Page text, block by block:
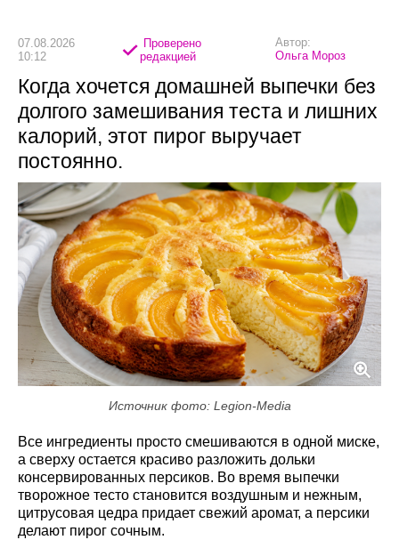
07.08.2026
10:12
Проверено
редакцией
Автор:
Ольга Мороз
Когда хочется домашней выпечки без
долгого замешивания теста и лишних
калорий, этот пирог выручает
постоянно.
Источник фото: Legion-Media
Все ингредиенты просто смешиваются в одной миске,
а сверху остается красиво разложить дольки
консервированных персиков. Во время выпечки
творожное тесто становится воздушным и нежным,
цитрусовая цедра придает свежий аромат, а персики
делают пирог сочным.